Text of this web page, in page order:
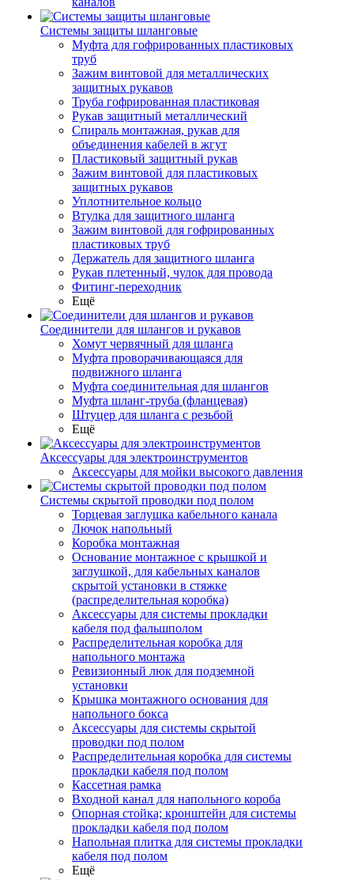
Системы защиты шланговые
Муфта для гофрированных пластиковых
труб
Зажим винтовой для металлических
защитных рукавов
Труба гофрированная пластиковая
Рукав защитный металлический
Спираль монтажная, рукав для
объединения кабелей в жгут
Пластиковый защитный рукав
Зажим винтовой для пластиковых
защитных рукавов
Уплотнительное кольцо
Втулка для защитного шланга
Зажим винтовой для гофрированных
пластиковых труб
Держатель для защитного шланга
Рукав плетенный, чулок для провода
Фитинг-переходник
Ещё
Соединители для шлангов и рукавов
Хомут червячный для шланга
Муфта проворачивающаяся для
подвижного шланга
Муфта соединительная для шлангов
Муфта шланг-труба (фланцевая)
Штуцер для шланга с резьбой
Ещё
Аксессуары для электроинструментов
Аксессуары для мойки высокого давления
Системы скрытой проводки под полом
Торцевая заглушка кабельного канала
Лючок напольный
Коробка монтажная
Основание монтажное с крышкой и
заглушкой, для кабельных каналов
скрытой установки в стяжке
(распределительная коробка)
Аксессуары для системы прокладки
кабеля под фальшполом
Распределительная коробка для
напольного монтажа
Ревизионный люк для подземной
установки
Крышка монтажного основания для
напольного бокса
Аксессуары для системы скрытой
проводки под полом
Распределительная коробка для системы
прокладки кабеля под полом
Кассетная рамка
Входной канал для напольного короба
Опорная стойка; кронштейн для системы
прокладки кабеля под полом
Напольная плитка для системы прокладки
кабеля под полом
Ещё